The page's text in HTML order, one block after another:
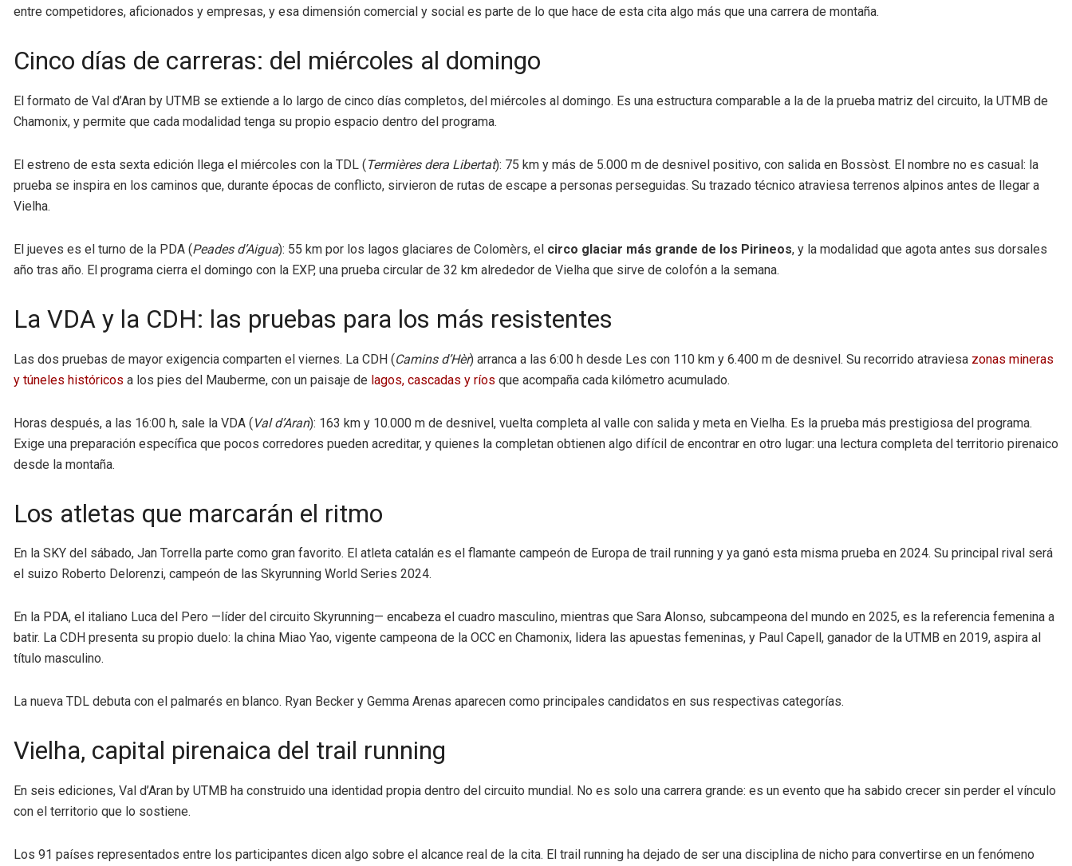
entre competidores, aficionados y empresas, y esa dimensión comercial y social es parte de lo que hace de esta cita algo más que una carrera de montaña.
Cinco días de carreras: del miércoles al domingo
El formato de Val d’Aran by UTMB se extiende a lo largo de cinco días completos, del miércoles al domingo. Es una estructura comparable a la de la prueba matriz del circuito, la UTMB de
Chamonix, y permite que cada modalidad tenga su propio espacio dentro del programa.
El estreno de esta sexta edición llega el miércoles con la TDL (Termières dera Libertat): 75 km y más de 5.000 m de desnivel positivo, con salida en Bossòst. El nombre no es casual: la
prueba se inspira en los caminos que, durante épocas de conflicto, sirvieron de rutas de escape a personas perseguidas. Su trazado técnico atraviesa terrenos alpinos antes de llegar a
Vielha.
El jueves es el turno de la PDA (Peades d’Aigua): 55 km por los lagos glaciares de Colomèrs, el circo glaciar más grande de los Pirineos, y la modalidad que agota antes sus dorsales
año tras año. El programa cierra el domingo con la EXP, una prueba circular de 32 km alrededor de Vielha que sirve de colofón a la semana.
La VDA y la CDH: las pruebas para los más resistentes
Las dos pruebas de mayor exigencia comparten el viernes. La CDH (Camins d’Hèr) arranca a las 6:00 h desde Les con 110 km y 6.400 m de desnivel. Su recorrido atraviesa zonas mineras
y túneles históricos a los pies del Mauberme, con un paisaje de lagos, cascadas y ríos que acompaña cada kilómetro acumulado.
Horas después, a las 16:00 h, sale la VDA (Val d’Aran): 163 km y 10.000 m de desnivel, vuelta completa al valle con salida y meta en Vielha. Es la prueba más prestigiosa del programa.
Exige una preparación específica que pocos corredores pueden acreditar, y quienes la completan obtienen algo difícil de encontrar en otro lugar: una lectura completa del territorio pirenaico
desde la montaña.
Los atletas que marcarán el ritmo
En la SKY del sábado, Jan Torrella parte como gran favorito. El atleta catalán es el flamante campeón de Europa de trail running y ya ganó esta misma prueba en 2024. Su principal rival será
el suizo Roberto Delorenzi, campeón de las Skyrunning World Series 2024.
En la PDA, el italiano Luca del Pero —líder del circuito Skyrunning— encabeza el cuadro masculino, mientras que Sara Alonso, subcampeona del mundo en 2025, es la referencia femenina a
batir. La CDH presenta su propio duelo: la china Miao Yao, vigente campeona de la OCC en Chamonix, lidera las apuestas femeninas, y Paul Capell, ganador de la UTMB en 2019, aspira al
título masculino.
La nueva TDL debuta con el palmarés en blanco. Ryan Becker y Gemma Arenas aparecen como principales candidatos en sus respectivas categorías.
Vielha, capital pirenaica del trail running
En seis ediciones, Val d’Aran by UTMB ha construido una identidad propia dentro del circuito mundial. No es solo una carrera grande: es un evento que ha sabido crecer sin perder el vínculo
con el territorio que lo sostiene.
Los 91 países representados entre los participantes dicen algo sobre el alcance real de la cita. El trail running ha dejado de ser una disciplina de nicho para convertirse en un fenómeno